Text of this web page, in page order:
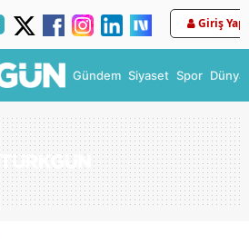
Giriş Yap
Gündem Siyaset Spor Dünya